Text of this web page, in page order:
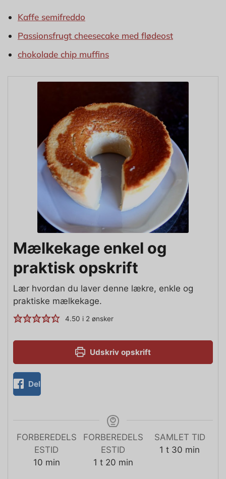
Kaffe semifreddo
Passionsfrugt cheesecake med flødeost
chokolade chip muffins
Mælkekage enkel og
praktisk opskrift
Lær hvordan du laver denne lækre, enkle og
praktiske mælkekage.
4.50 i 2 ønsker
Udskriv opskrift
Del
FORBEREDELS
ESTID
10 min
FORBEREDELS
ESTID
1 t 20 min
SAMLET TID
1 t 30 min